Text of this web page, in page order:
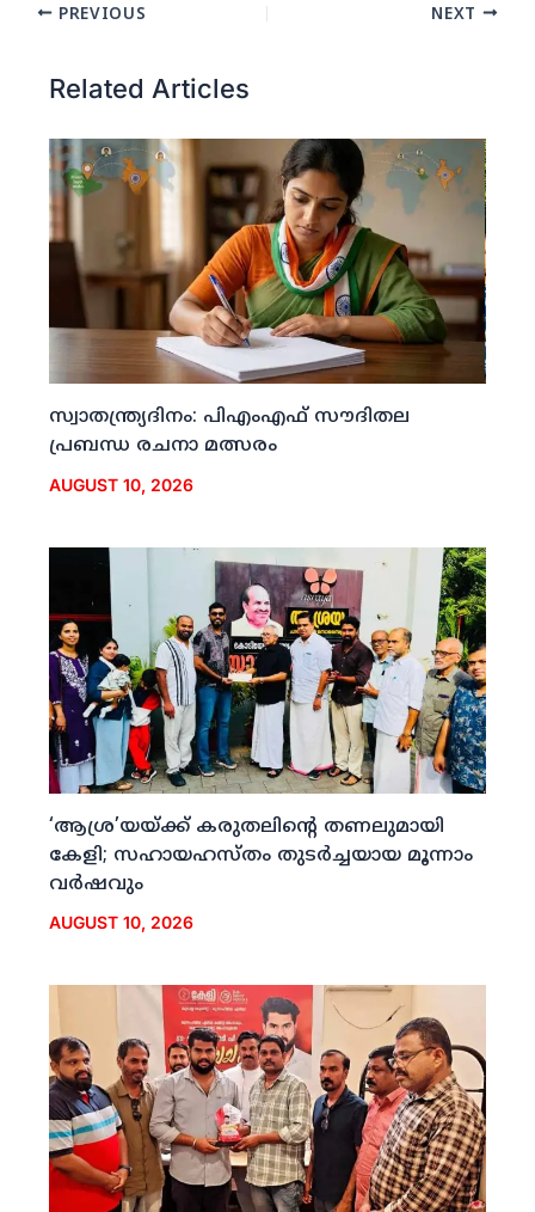
PREVIOUS NEXT
Related Articles
സ്വാതന്ത്ര്യദിനം: പിഎംഎഫ് സൗദിതല
പ്രബന്ധ രചനാ മത്സരം
AUGUST 10, 2026
‘ആശ്ര’യയ്ക്ക് കരുതലിന്റെ തണലുമായി
കേളി; സഹായഹസ്തം തുടര്‍ച്ചയായ മൂന്നാം
വര്‍ഷവും
AUGUST 10, 2026